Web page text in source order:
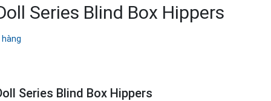
Series Blind Box Hippers
hàng
Series Blind Box Hippers